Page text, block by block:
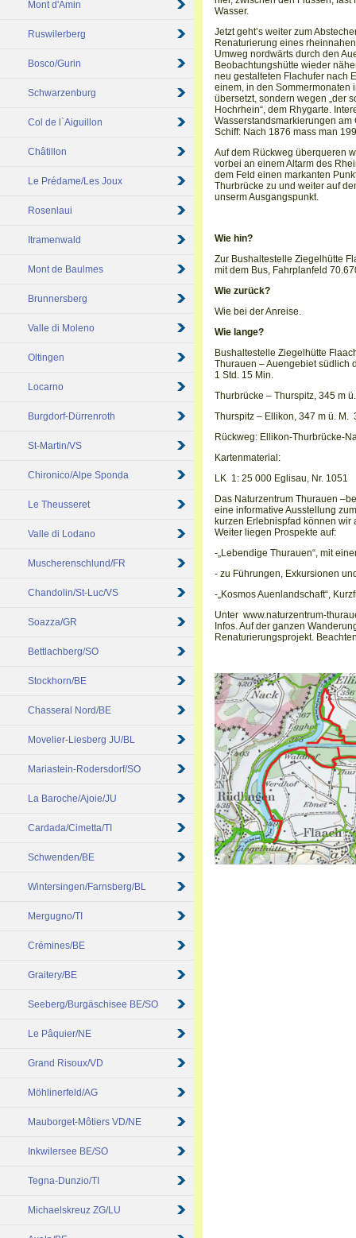
Mont d'Amin
Ruswilerberg
Bosco/Gurin
Schwarzenburg
Col de l`Aiguillon
Châtillon
Le Prédame/Les Joux
Rosenlaui
Itramenwald
Mont de Baulmes
Brunnersberg
Valle di Moleno
Oltingen
Locarno
Burgdorf-Dürrenroth
St-Martin/VS
Chironico/Alpe Sponda
Le Theusseret
Valle di Lodano
Muscherenschlund/FR
Chandolin/St-Luc/VS
Soazza/GR
Bettlachberg/SO
Stockhorn/BE
Chasseral Nord/BE
Movelier-Liesberg JU/BL
Mariastein-Rodersdorf/SO
La Baroche/Ajoie/JU
Cardada/Cimetta/TI
Schwenden/BE
Wintersingen/Farnsberg/BL
Mergugno/TI
Crémines/BE
Graitery/BE
Seeberg/Burgäschisee BE/SO
Le Pâquier/NE
Grand Risoux/VD
Möhlinerfeld/AG
Mauborget-Môtiers VD/NE
Inkwilersee BE/SO
Tegna-Dunzio/TI
Michaelskreuz ZG/LU
Wasser.
Jetzt geht’s weiter zum
Renaturierung eines
Umweg nordwärts durch den
Beobachtungshütte wieder
neu gestalteten Flachufer nach
einem, in den Sommermonaten
übersetzt, sondern wegen „der
Hochrhein“, dem Rhygarte.
Wasserstandsmarkierungen
Schiff: Nach 1876 mass man
Auf dem Rückweg überqueren
vorbei an einem Altarm des
dem Feld einen markanten
Thurbrücke zu und weiter auf
unserm Ausgangspunkt.
Wie hin?
Zur Bushaltestelle Ziegelhütte
mit dem Bus, Fahrplanfeld
Wie zurück?
Wie bei der Anreise.
Wie lange?
Bushaltestelle Ziegelhütte
Thurauen – Auengebiet
1 Std. 15 Min.
Thurbrücke – Thurspitz, 345 m
Thurspitz – Ellikon, 347 m ü. M.
Rückweg: Ellikon-Thurbrücke-
Kartenmaterial:
LK 1: 25 000 Eglisau, Nr. 1051
Das Naturzentrum Thurauen
eine informative Ausstellung
kurzen Erlebnispfad können
Weiter liegen Prospekte auf:
-„Lebendige Thurauen“, mit
- zu Führungen, Exkursionen
-„Kosmos Auenlandschaft“,
Unter www.naturzentrum-
Infos. Auf der ganzen
Renaturierungsprojekt.